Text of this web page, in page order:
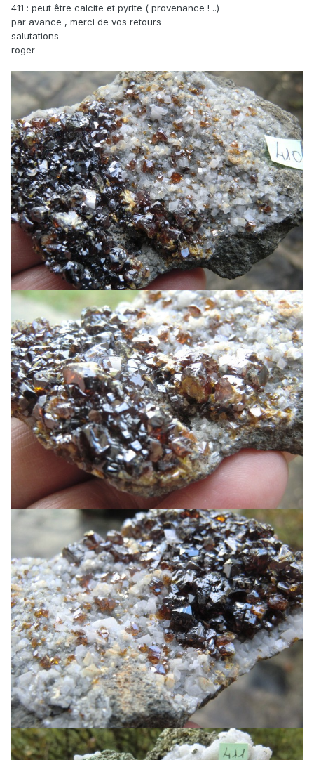
411 : peut être calcite et pyrite ( provenance ! ..)
par avance , merci de vos retours
salutations
roger